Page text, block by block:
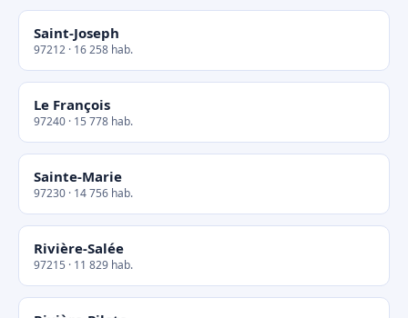
Saint-Joseph
97212 · 16 258 hab.
Le François
97240 · 15 778 hab.
Sainte-Marie
97230 · 14 756 hab.
Rivière-Salée
97215 · 11 829 hab.